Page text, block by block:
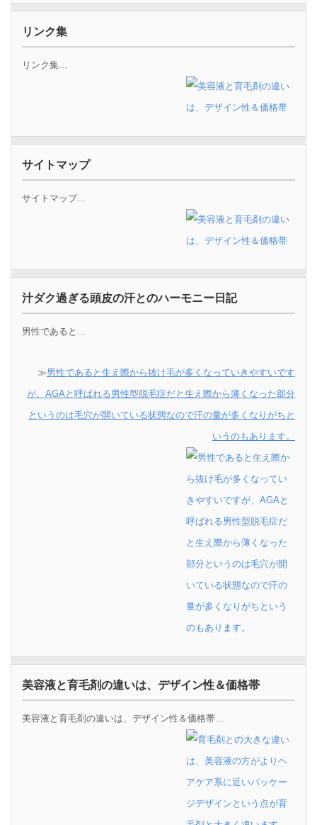
リンク集
リンク集...
サイトマップ
サイトマップ...
汁ダク過ぎる頭皮の汗とのハーモニー日記
男性であると...
≫男性であると生え際から抜け毛が多くなっていきやすいです
が、AGAと呼ばれる男性型脱毛症だと生え際から薄くなった部分
というのは毛穴が開いている状態なので汗の量が多くなりがちと
いうのもあります。
美容液と育毛剤の違いは、デザイン性＆価格帯
美容液と育毛剤の違いは、デザイン性＆価格帯...